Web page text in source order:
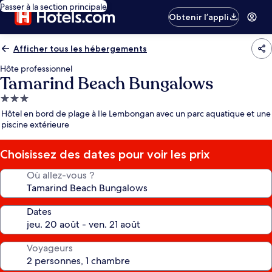
Passer à la section principale
Obtenir l’appli
Afficher tous les hébergements
Hôte professionnel
Tamarind Beach Bungalows
Hébergement
3.0 étoiles
Hôtel en bord de plage à Ile Lembongan avec un parc aquatique et une
piscine extérieure
Choisissez des dates pour voir les prix
Où allez-vous ?
Dates
Voyageurs